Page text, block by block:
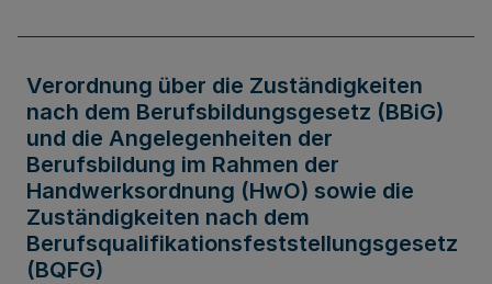
Verordnung über die Zuständigkeiten
nach dem Berufsbildungsgesetz (BBiG)
und die Angelegenheiten der
Berufsbildung im Rahmen der
Handwerksordnung (HwO) sowie die
Zuständigkeiten nach dem
Berufsqualifikationsfeststellungsgesetz
(BQFG)